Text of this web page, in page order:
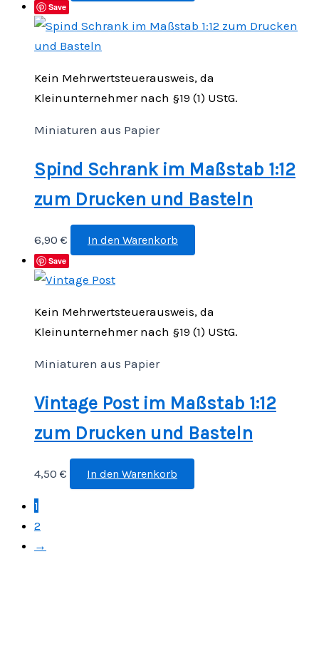
Save
Kein Mehrwertsteuerausweis, da
Kleinunternehmer nach §19 (1) UStG.
Miniaturen aus Papier
Spind Schrank im Maßstab 1:12
zum Drucken und Basteln
6,90 € In den Warenkorb
Save
Kein Mehrwertsteuerausweis, da
Kleinunternehmer nach §19 (1) UStG.
Miniaturen aus Papier
Vintage Post im Maßstab 1:12
zum Drucken und Basteln
4,50 € In den Warenkorb
1
2
→